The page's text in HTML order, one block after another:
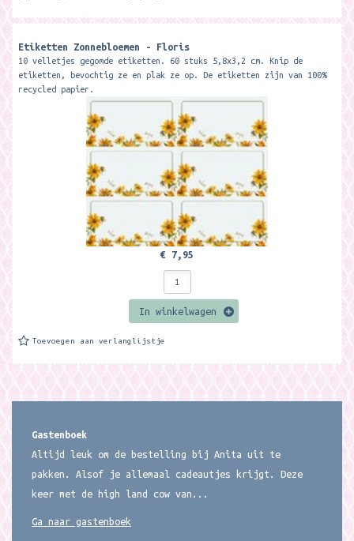
Etiketten Zonnebloemen - Floris
10 velletjes gegomde etiketten. 60 stuks 5,8x3,2 cm. Knip de
etiketten, bevochtig ze en plak ze op. De etiketten zijn van 100%
recycled papier.
€ 7,95
In winkelwagen
Toevoegen aan verlanglijstje
Gastenboek
Altijd leuk om de bestelling bij Anita uit te
pakken. Alsof je allemaal cadeautjes krijgt. Deze
keer met de high land cow van...
Ga naar gastenboek